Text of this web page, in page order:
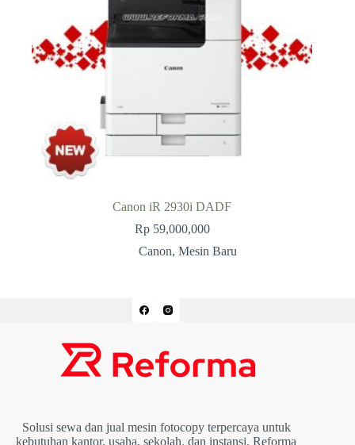
Canon iR 2930i DADF
Rp59,000,000
Canon,Mesin Baru
Solusi sewa dan jual mesin fotocopy terpercaya untuk
kebutuhan kantor, usaha, sekolah, dan instansi. Reforma